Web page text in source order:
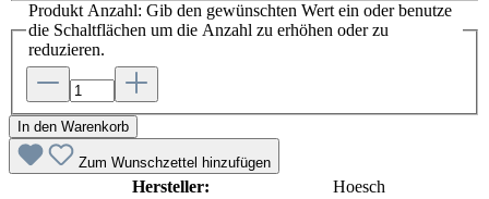
Produkt Anzahl: Gib den gewünschten Wert ein oder benutze
die Schaltflächen um die Anzahl zu erhöhen oder zu
reduzieren.
In den Warenkorb
Zum Wunschzettel hinzufügen
Hersteller: Hoesch